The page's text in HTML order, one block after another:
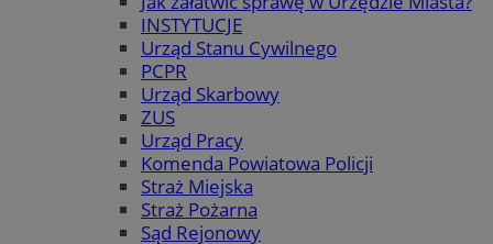
INSTYTUCJE
Urząd Stanu Cywilnego
PCPR
Urząd Skarbowy
ZUS
Urząd Pracy
Komenda Powiatowa Policji
Straż Miejska
Straż Pożarna
Sąd Rejonowy